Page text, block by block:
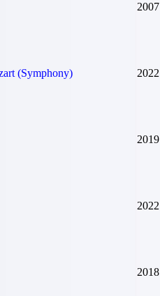
2007
(Symphony) 2022
2019
2022
2018